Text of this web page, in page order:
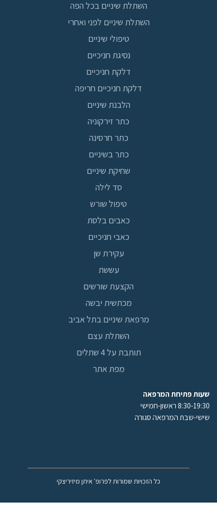
השתלת שיניים בכל הפה
השתלת שיניים לפני ואחרי
טיפולי שיניים
נסיגת חניכיים
דלקת חניכיים
דלקת חניכיים חריפה
הלבנת שיניים
כתר זירקוניה
כתר חרסינה
כתר בשיניים
שחיקת שיניים
סד לילה
טיפול שורש
כאבים בלסת
כאבי חניכיים
עקירת שן
עששת
הקצעת שורשים
מכתשית יבשה
מרפאת שיניים בתל אביב
השתלת עצם
תותבת על 4 שתלים
מפת אתר
שעות פתיחת המרפאה
8:30-19:30 ראשון-חמישי
שישי-שבת המרפאה סגורה
כל הזכויות שמורות לפרופ' איתן מיזיריצקי